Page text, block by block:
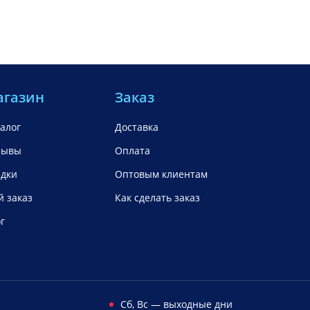
заказ
Заказ
Доставка
Оплата
Оптовым клиентам
Как сделать заказ
Cб, Вс — выходные дни